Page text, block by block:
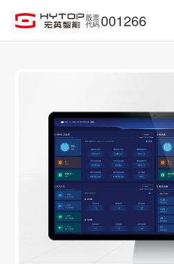
股票
代码 001266